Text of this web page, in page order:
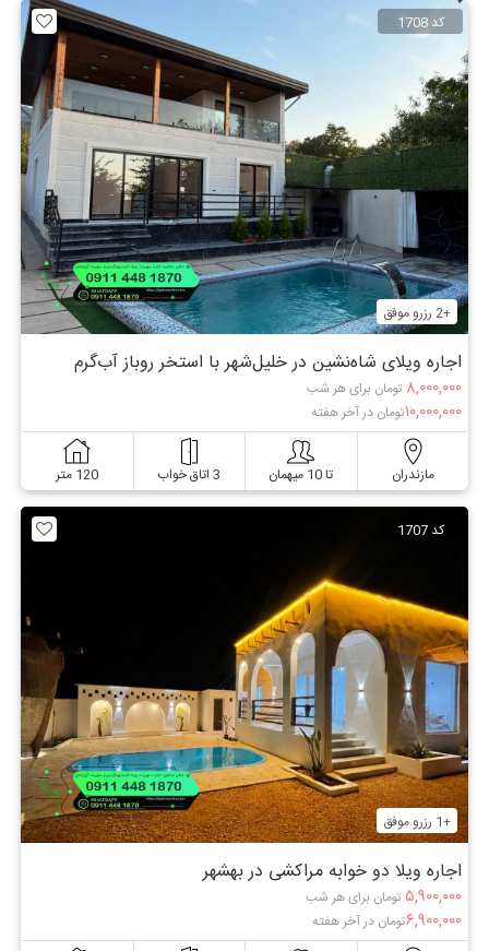
کد 1708
+2 رزرو موفق
اجاره ویلای شاه‌نشین در خلیل‌شهر با استخر روباز آب‌گرم
۸,۰۰۰,۰۰۰ تومان برای هر شب
۱۰,۰۰۰,۰۰۰تومان در آخر هفته
مازندران تا 10 میهمان 3 اتاق خواب 120 متر
کد 1707
+1 رزرو موفق
اجاره ویلا دو خوابه مراکشی در بهشهر
۵,۹۰۰,۰۰۰ تومان برای هر شب
۶,۹۰۰,۰۰۰تومان در آخر هفته